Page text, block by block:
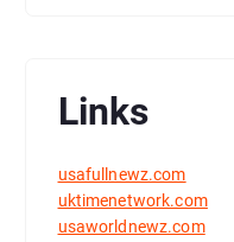
Links
usafullnewz.com
uktimenetwork.com
usaworldnewz.com